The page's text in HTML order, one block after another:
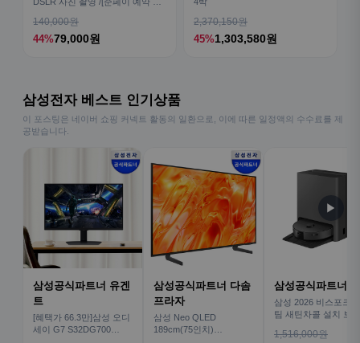
140,000원
44%79,000원
2,370,150원
45%1,303,580원
삼성전자 베스트 인기상품
이 포스팅은 네이버 쇼핑 커넥트 활동의 일환으로, 이에 따른 일정액의 수수료를 제
공받습니다.
삼성공식파트너 유겐
트
[혜택가 66.3만]삼성 오디
세이 G7 S32DG700
삼성공식파트너 다솜
프라자
삼성 Neo QLED
189cm(75인치)
삼성공식파트너
삼성 2026 비스포크
팀 새틴차콜 설치 보
1,516,000원
▶